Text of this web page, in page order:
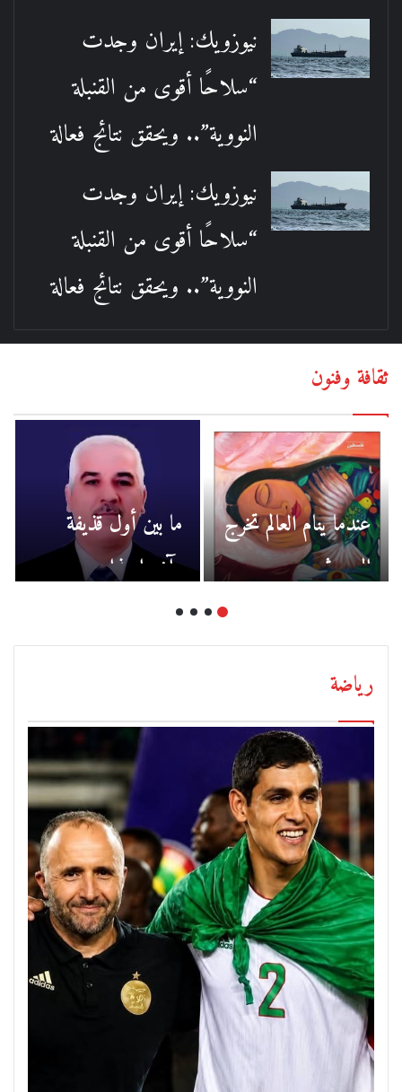
نيوزويك: إيران وجدت
“سلاحًا أقوى من القنبلة
النووية”.. ويحقق نتائج فعالة
نيوزويك: إيران وجدت
“سلاحًا أقوى من القنبلة
النووية”.. ويحقق نتائج فعالة
ثقافة وفنون
عندما ينام العالم تخرج
الوحوش
ما بين أول قذيفة
وآخر اعتذار
رياضة